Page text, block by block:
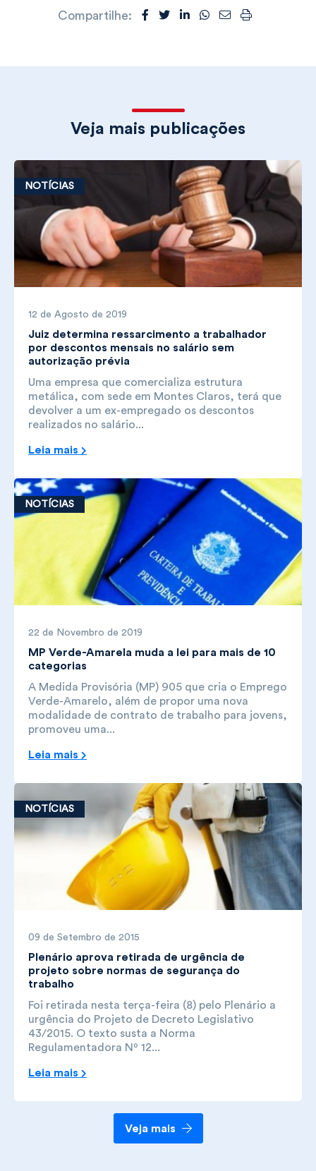
Compartilhe:
Veja mais publicações
NOTÍCIAS
12 de Agosto de 2019
Juiz determina ressarcimento a trabalhador
por descontos mensais no salário sem
autorização prévia
Uma empresa que comercializa estrutura
metálica, com sede em Montes Claros, terá que
devolver a um ex-empregado os descontos
realizados no salário...
Leia mais
NOTÍCIAS
22 de Novembro de 2019
MP Verde-Amarela muda a lei para mais de 10
categorias
A Medida Provisória (MP) 905 que cria o Emprego
Verde-Amarelo, além de propor uma nova
modalidade de contrato de trabalho para jovens,
promoveu uma...
Leia mais
NOTÍCIAS
09 de Setembro de 2015
Plenário aprova retirada de urgência de
projeto sobre normas de segurança do
trabalho
Foi retirada nesta terça-feira (8) pelo Plenário a
urgência do Projeto de Decreto Legislativo
43/2015. O texto susta a Norma
Regulamentadora Nº 12...
Leia mais
Veja mais